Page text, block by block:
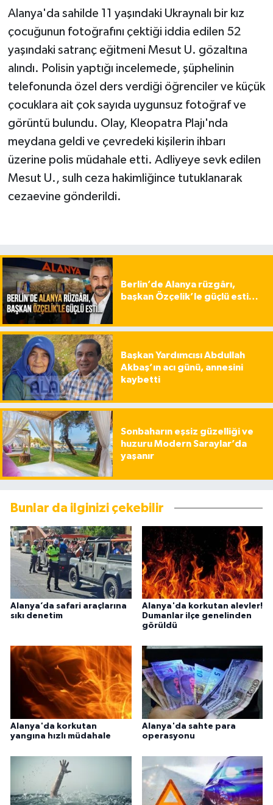
Alanya'da sahilde 11 yaşındaki Ukraynalı bir kız
çocuğunun fotoğrafını çektiği iddia edilen 52
yaşındaki satranç eğitmeni Mesut U. gözaltına
alındı. Polisin yaptığı incelemede, şüphelinin
telefonunda özel ders verdiği öğrenciler ve küçük
çocuklara ait çok sayıda uygunsuz fotoğraf ve
görüntü bulundu. Olay, Kleopatra Plajı'nda
meydana geldi ve çevredeki kişilerin ihbarı
üzerine polis müdahale etti. Adliyeye sevk edilen
Mesut U., sulh ceza hakimliğince tutuklanarak
cezaevine gönderildi.
Berlin’de Alanya rüzgârı,
başkan Özçelik’le güçlü esti…
Başkan Yardımcısı Abdullah
Akbaş’ın acı günü, annesini
kaybetti
Sonbaharın eşsiz güzelliği ve
huzuru Modern Saraylar’da
yaşanır
Bunlar da ilginizi çekebilir
Alanya’da safari araçlarına
sıkı denetim
Alanya'da korkutan alevler!
Dumanlar ilçe genelinden
görüldü
Alanya'da korkutan
yangına hızlı müdahale
Alanya'da sahte para
operasyonu